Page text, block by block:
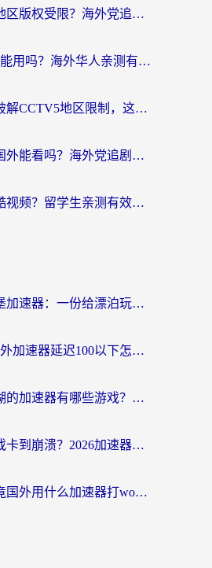
央视影音当前地区版权受限？海外党追剧看片的终极解决方案来了
交管12123国外能用吗？海外华人亲测有效的回国加速器选择指南
海外党必看：破解CCTV5地区限制，这样看欧洲杯奥运直播才够爽！
优酷缓存视频国外能看吗？海外党追剧看片的终极解决方案来了
海外怎么看优酷视频？留学生亲测有效的回国加速器选择指南
海外玩失落城堡加速器：一份给漂泊玩家的网络自救指南
新大话西游2国外加速器延迟100以下怎么办？海外党实测有效的低延迟指南
国外打古今江湖的加速器有哪些游戏？一个海外玩家的终极选择指南
海外玩国服游戏卡到崩溃？2026加速器免费推荐+实用指南（亲测有效）
身在海外，究竟国外用什么加速器打wow好？